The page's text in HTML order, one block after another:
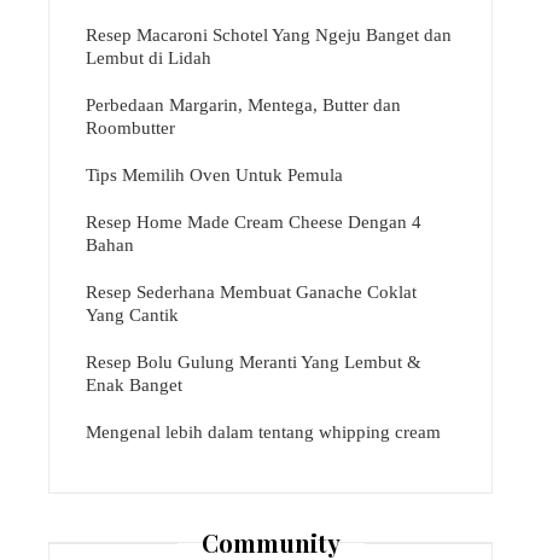
Resep Macaroni Schotel Yang Ngeju Banget dan
Lembut di Lidah
Perbedaan Margarin, Mentega, Butter dan
Roombutter
Tips Memilih Oven Untuk Pemula
Resep Home Made Cream Cheese Dengan 4
Bahan
Resep Sederhana Membuat Ganache Coklat
Yang Cantik
Resep Bolu Gulung Meranti Yang Lembut &
Enak Banget
Mengenal lebih dalam tentang whipping cream
Community